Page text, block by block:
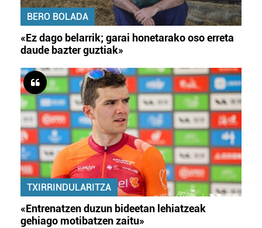
BERO BOLADA
«Ez dago belarrik; garai honetarako oso erreta
daude bazter guztiak»
TXIRRINDULARITZA
«Entrenatzen duzun bideetan lehiatzeak
gehiago motibatzen zaitu»